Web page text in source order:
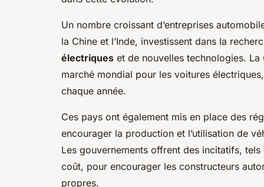
Un nombre croissant d’entreprises
la Chine et l’Inde, investissent dans la
électriques et de nouvelles technologies.
marché mondial pour les voitures
chaque année.
Ces pays ont également mis en place des
encourager la production et l’utilisation de
Les gouvernements offrent des incitatifs,
coût, pour encourager les constructeurs
propres.